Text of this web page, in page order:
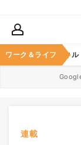
ワーク＆ライフ
ア ビジネススキル
連載